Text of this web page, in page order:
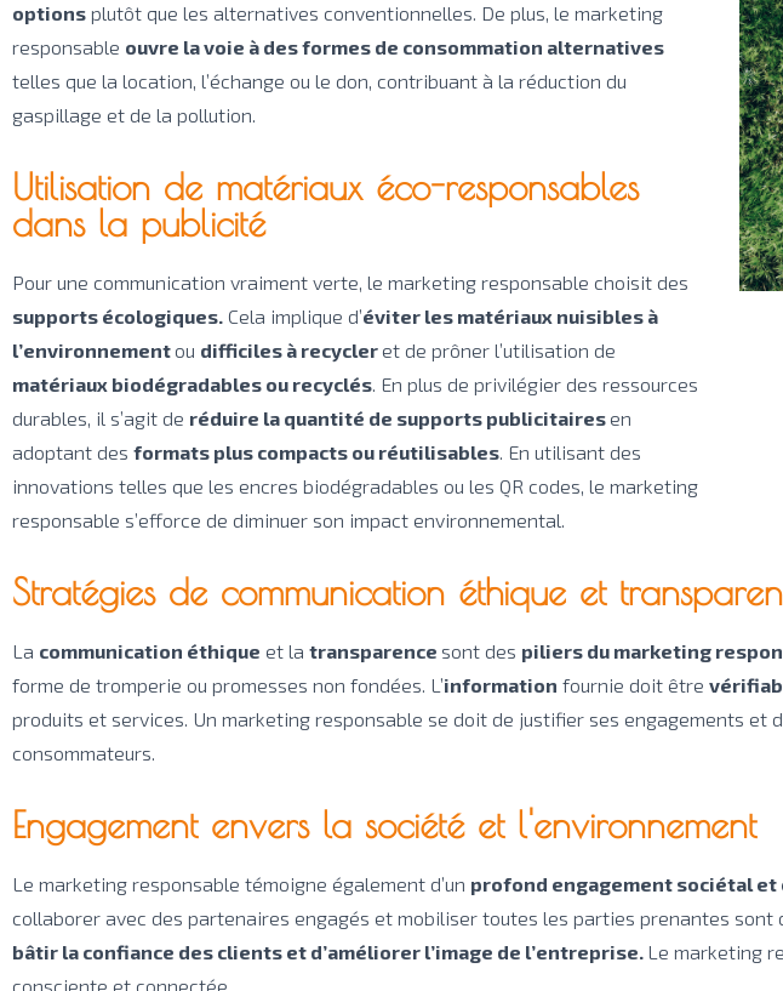
options plutôt que les alternatives conventionnelles. De plus, le marketing
responsable ouvre la voie à des formes de consommation alternatives
telles que la location, l’échange ou le don, contribuant à la réduction du
gaspillage et de la pollution.
Utilisation de matériaux éco-responsables
dans la publicité
Pour une communication vraiment verte, le marketing responsable choisit des
supports écologiques. Cela implique d’éviter les matériaux nuisibles à
l’environnement ou difficiles à recycler et de prôner l’utilisation de
matériaux biodégradables ou recyclés. En plus de privilégier des ressources
durables, il s’agit de réduire la quantité de supports publicitaires en
adoptant des formats plus compacts ou réutilisables. En utilisant des
innovations telles que les encres biodégradables ou les QR codes, le marketing
responsable s’efforce de diminuer son impact environnemental.
Stratégies de communication éthique et
La communication éthique et la transparence sont des piliers du marketing
forme de tromperie ou promesses non fondées. L’information fournie doit être
produits et services. Un marketing responsable se doit de justifier ses engagements et
consommateurs.
Engagement envers la société et l'environnement
Le marketing responsable témoigne également d’un profond engagement sociétal
collaborer avec des partenaires engagés et mobiliser toutes les parties prenantes sont
bâtir la confiance des clients et d’améliorer l’image de l’entreprise. Le marketing
consciente et connectée.